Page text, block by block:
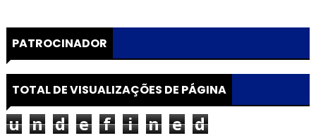
PATROCINADOR
TOTAL DE VISUALIZAÇÕES DE PÁGINA
u n d e f i n e d